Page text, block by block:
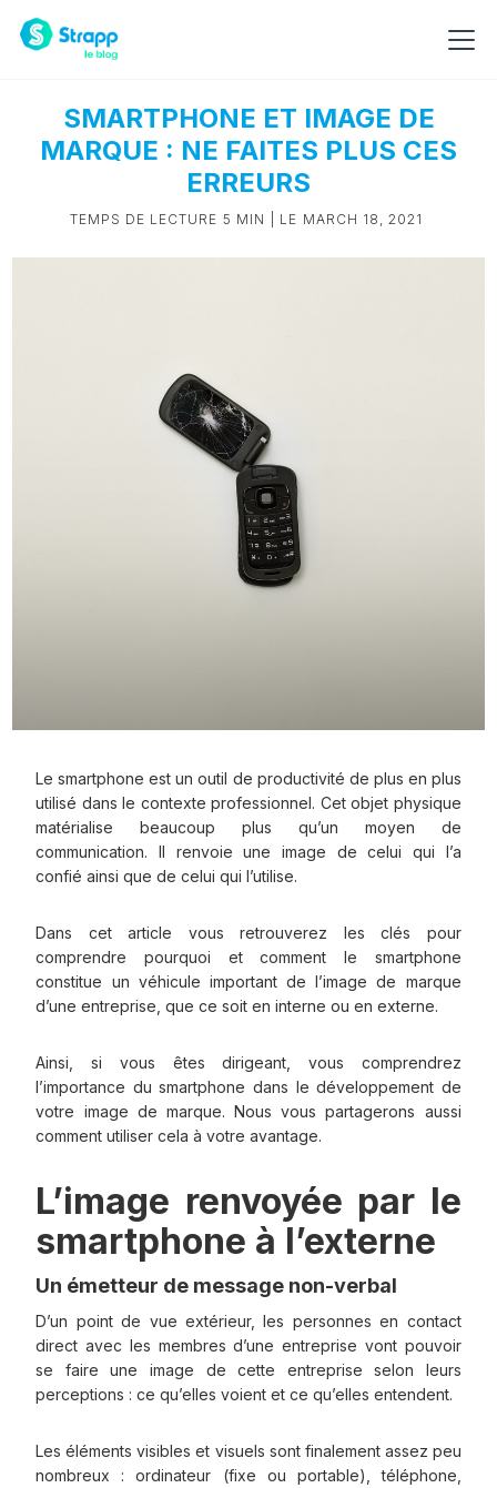
SMARTPHONE ET IMAGE DE
MARQUE : NE FAITES PLUS CES
ERREURS
TEMPS DE LECTURE 5 MIN | LE MARCH 18, 2021
Le smartphone est un outil de productivité de plus en plus
utilisé dans le contexte professionnel. Cet objet physique
matérialise beaucoup plus qu’un moyen de
communication. Il renvoie une image de celui qui l’a
confié ainsi que de celui qui l’utilise.
Dans cet article vous retrouverez les clés pour
comprendre pourquoi et comment le smartphone
constitue un véhicule important de l’image de marque
d’une entreprise, que ce soit en interne ou en externe.
Ainsi, si vous êtes dirigeant, vous comprendrez
l’importance du smartphone dans le développement de
votre image de marque. Nous vous partagerons aussi
comment utiliser cela à votre avantage.
L’image renvoyée par le
smartphone à l’externe
Un émetteur de message non-verbal
D’un point de vue extérieur, les personnes en contact
direct avec les membres d’une entreprise vont pouvoir
se faire une image de cette entreprise selon leurs
perceptions : ce qu’elles voient et ce qu’elles entendent.
Les éléments visibles et visuels sont finalement assez peu
nombreux : ordinateur (fixe ou portable), téléphone,